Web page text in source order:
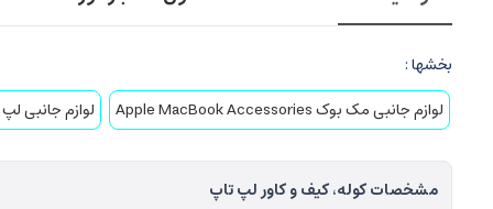
بخشها :
لوازم جانبی مک بوک Apple MacBook Accessories
لوازم جانبی
مشخصات کوله، کیف و کاور لپ تاپ